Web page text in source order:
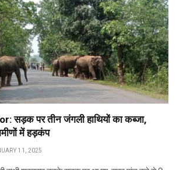
सड़क पर तीन जंगली हाथियों का कब्जा,
में हड़कंप
11, 2025